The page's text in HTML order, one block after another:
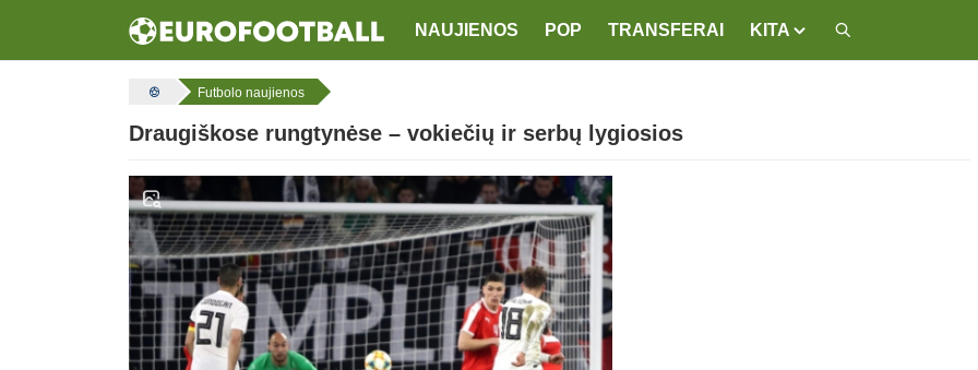
NAUJIENOS POP TRANSFERAI KITA
Futbolo naujienos
Draugiškose rungtynėse – vokiečių ir serbų lygiosios